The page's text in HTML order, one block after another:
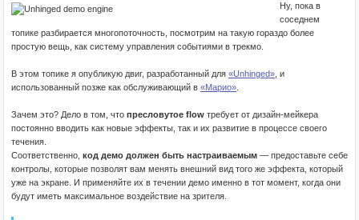
Ну, пока в
соседнем
топике разбирается многопоточность, посмотрим на такую гораздо более
простую вещь, как систему управления событиями в трекмо.
В этом топике я опубликую двиг, разработанный для «Unhinged» , и
использованный позже как обслуживающий в «Марио»
Зачем это? Дело в том, что пресловутое flow требует от дизайн-мейкера
постоянно вводить как новые эффекты, так и их развитие в процессе своего
течения.
Соответственно, код демо должен быть настраиваемым — предоставьте себе
контролы, которые позволят вам менять внешний вид того же эффекта, который
уже на экране. И применяйте их в течении демо именно в тот момент, когда они
будут иметь максимальное воздействие на зрителя.